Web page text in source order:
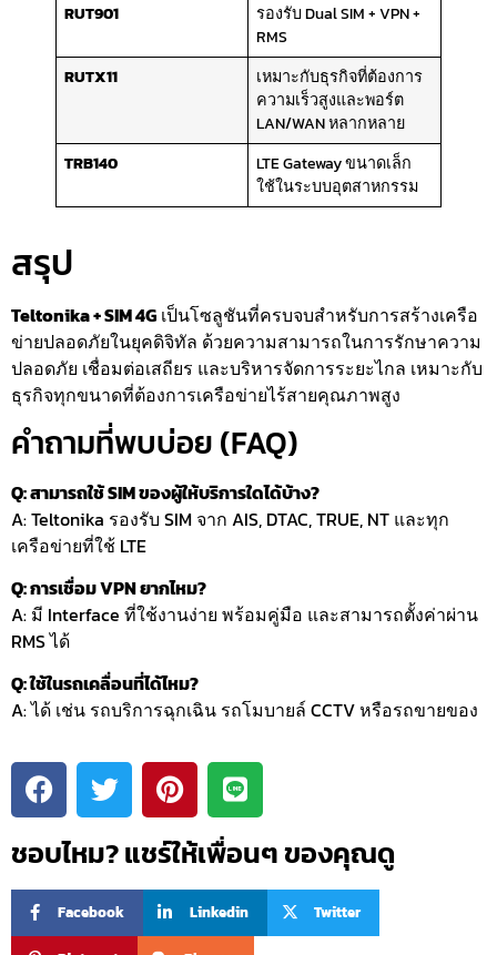
RUT901
รองรับ Dual SIM + VPN +
RMS
RUTX11
เหมาะกับธุรกิจที่ต้องการ
ความเร็วสูงและพอร์ต
LAN/WAN หลากหลาย
TRB140
LTE Gateway ขนาดเล็ก
ใช้ในระบบอุตสาหกรรม
สรุป
Teltonika + SIM 4G เป็นโซลูชันที่ครบจบสำหรับการสร้างเครือ
ข่ายปลอดภัยในยุคดิจิทัล ด้วยความสามารถในการรักษาความ
ปลอดภัย เชื่อมต่อเสถียร และบริหารจัดการระยะไกล เหมาะกับ
ธุรกิจทุกขนาดที่ต้องการเครือข่ายไร้สายคุณภาพสูง
คำถามที่พบบ่อย (FAQ)
Q: สามารถใช้ SIM ของผู้ให้บริการใดได้บ้าง?
A: Teltonika รองรับ SIM จาก AIS, DTAC, TRUE, NT และทุก
เครือข่ายที่ใช้ LTE
Q: การเชื่อม VPN ยากไหม?
A: มี Interface ที่ใช้งานง่าย พร้อมคู่มือ และสามารถตั้งค่าผ่าน
RMS ได้
Q: ใช้ในรถเคลื่อนที่ได้ไหม?
A: ได้ เช่น รถบริการฉุกเฉิน รถโมบายล์ CCTV หรือรถขายของ
ชอบไหม? แชร์ให้เพื่อนๆ ของคุณดู
Facebook Linkedin Twitter